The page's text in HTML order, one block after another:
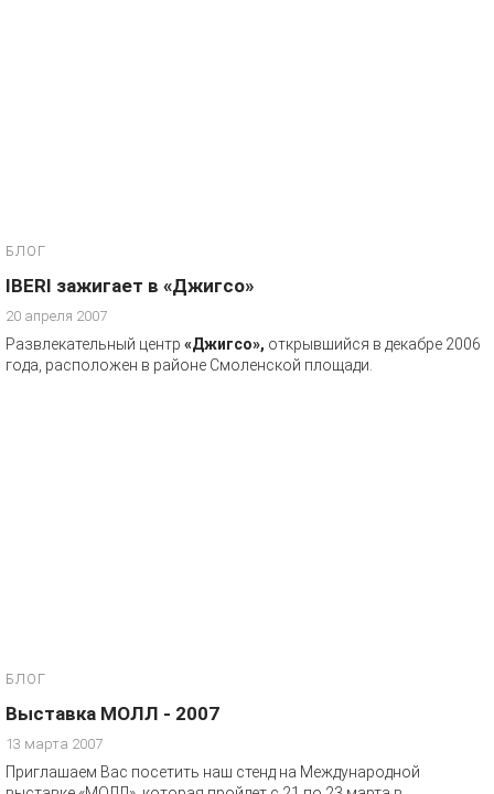
БЛОГ
IBERI зажигает в «Джигсо»
20 апреля 2007
Развлекательный центр «Джигсо», открывшийся в декабре 2006
года, расположен в районе Смоленской площади.
БЛОГ
Выставка МОЛЛ - 2007
13 марта 2007
Приглашаем Вас посетить наш стенд на Международной